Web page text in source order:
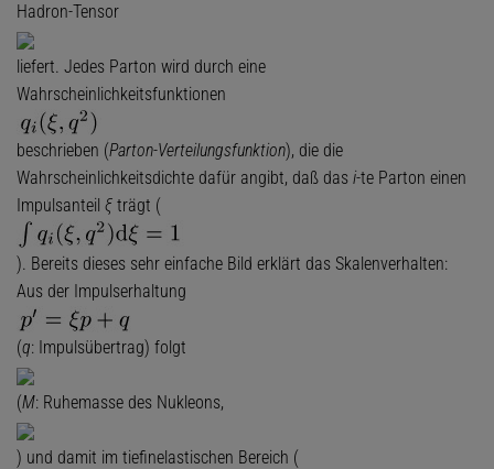
Hadron-Tensor
liefert. Jedes Parton wird durch eine
Wahrscheinlichkeitsfunktionen
beschrieben (Parton-Verteilungsfunktion), die die
Wahrscheinlichkeitsdichte dafür angibt, daß das i-te Parton einen
Impulsanteil ξ trägt (
). Bereits dieses sehr einfache Bild erklärt das Skalenverhalten:
Aus der Impulserhaltung
(q: Impulsübertrag) folgt
(M: Ruhemasse des Nukleons,
) und damit im tiefinelastischen Bereich (